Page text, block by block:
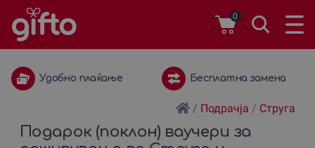
0
Бесплатна замена 1 година важност
/ Подрачја / Струга
Подарок (поклон) ваучери за